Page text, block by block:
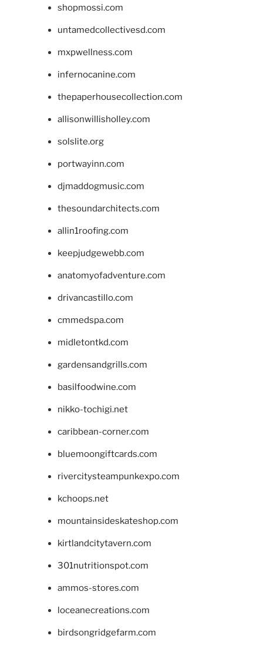
shopmossi.com
untamedcollectivesd.com
mxpwellness.com
infernocanine.com
thepaperhousecollection.com
allisonwillisholley.com
solslite.org
portwayinn.com
djmaddogmusic.com
thesoundarchitects.com
allin1roofing.com
keepjudgewebb.com
anatomyofadventure.com
drivancastillo.com
cmmedspa.com
midletontkd.com
gardensandgrills.com
basilfoodwine.com
nikko-tochigi.net
caribbean-corner.com
bluemoongiftcards.com
rivercitysteampunkexpo.com
kchoops.net
mountainsideskateshop.com
kirtlandcitytavern.com
301nutritionspot.com
ammos-stores.com
loceanecreations.com
birdsongridgefarm.com